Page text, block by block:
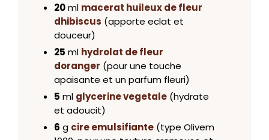
20ml macerat huileux de fleur
dhibiscus (apporte eclat et
douceur)
25 ml hydrolat de fleur
doranger (pour une touche
apaisante et un parfum fleuri)
5 ml glycerine vegetale (hydrate
et adoucit)
6 g cire emulsifiante (type Olivem